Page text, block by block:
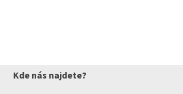
Kde nás najdete?